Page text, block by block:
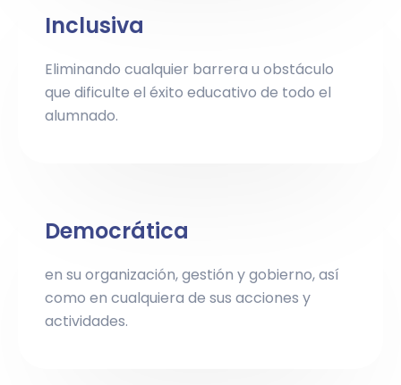
Inclusiva
Eliminando cualquier barrera u obstáculo
que dificulte el éxito educativo de todo el
alumnado.
Democrática
en su organización, gestión y gobierno, así
como en cualquiera de sus acciones y
actividades.